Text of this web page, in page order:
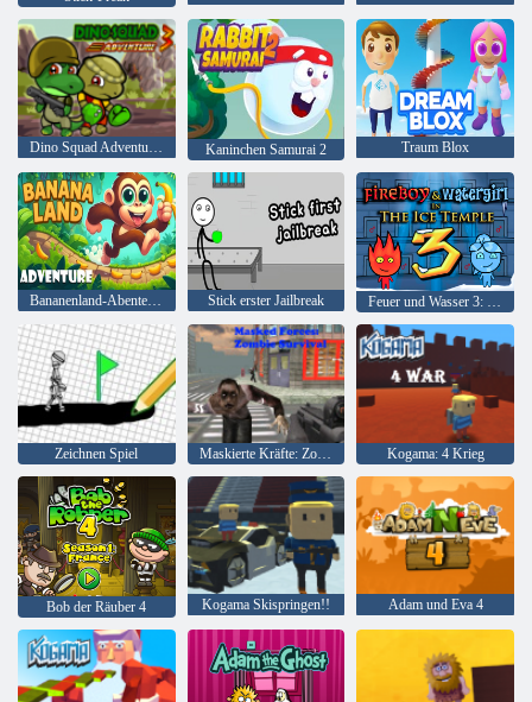
Dino Squad Adventure 3 Kaninchen Samurai 2 Traum Blox
Bananenland-Abenteuer Stick erster Jailbreak Feuer und Wasser 3: Der Eistempel
Zeichnen Spiel Maskierte Kräfte: Zombie-Überleben Kogama: 4 Krieg
Bob der Räuber 4 Kogama Skispringen!! Adam und Eva 4